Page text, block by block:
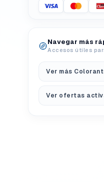
Navegar más
Accesos útiles
Ver más
Ver ofertas